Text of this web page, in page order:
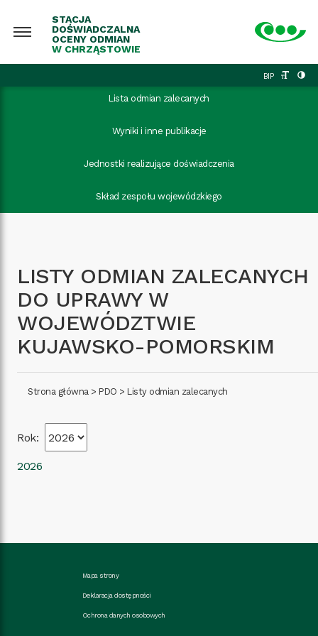
STACJA
DOŚWIADCZALNA
OCENY ODMIAN
W CHRZĄSTOWIE
BIP
Lista odmian zalecanych
Wyniki i inne publikacje
Jednostki realizujące doświadczenia
Skład zespołu wojewódzkiego
LISTY ODMIAN ZALECANYCH
DO UPRAWY W
WOJEWÓDZTWIE
KUJAWSKO-POMORSKIM
Strona główna> PDO > Listy odmian zalecanych
Rok:
2026
Mapa strony
Deklaracja dostępności
Ochrona danych osobowych